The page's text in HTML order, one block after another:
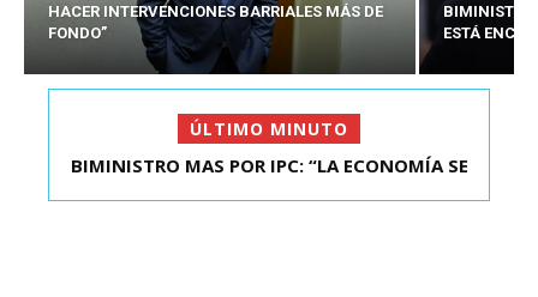
HACER INTERVENCIONES BARRIALES MÁS DE
FONDO”
BIMINISTRO
ESTÁ
ÚLTIMO MINUTO
KAST SE REUNIÓ CON EL PRESIDENTE ELECTO DE
BIMINISTRO MAS POR IPC: “LA ECONOMÍA SE